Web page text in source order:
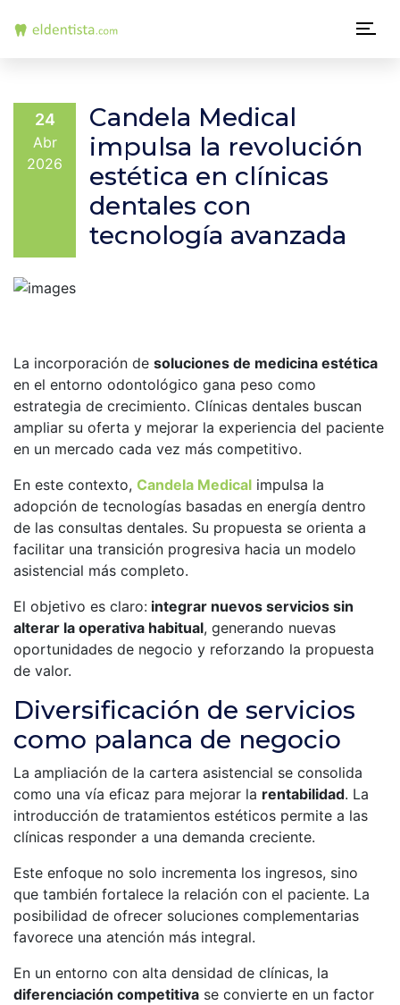
N
v
g
c
i
n
p
r
i
n
c
i
p
a
l
24
Abr
2026
Candela Medical
impulsa la revolución
estética en clínicas
dentales con
tecnología avanzada
La incorporación de soluciones de medicina estética
en el entorno odontológico gana peso como
estrategia de crecimiento. Clínicas dentales buscan
ampliar su oferta y mejorar la experiencia del paciente
en un mercado cada vez más competitivo.
En este contexto, Candela Medical impulsa la
adopción de tecnologías basadas en energía dentro
de las consultas dentales. Su propuesta se orienta a
facilitar una transición progresiva hacia un modelo
asistencial más completo.
El objetivo es claro: integrar nuevos servicios sin
alterar la operativa habitual, generando nuevas
oportunidades de negocio y reforzando la propuesta
de valor.
Diversificación de servicios
como palanca de negocio
La ampliación de la cartera asistencial se consolida
como una vía eficaz para mejorar la rentabilidad. La
introducción de tratamientos estéticos permite a las
clínicas responder a una demanda creciente.
Este enfoque no solo incrementa los ingresos, sino
que también fortalece la relación con el paciente. La
posibilidad de ofrecer soluciones complementarias
favorece una atención más integral.
En un entorno con alta densidad de clínicas, la
diferenciación competitiva se convierte en un factor